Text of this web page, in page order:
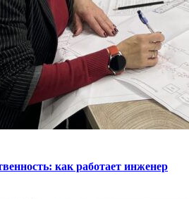
как работает инженер